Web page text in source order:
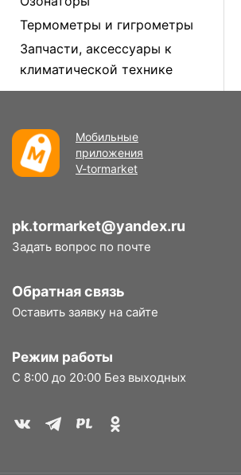
Термометры и гигрометры
Запчасти, аксессуары к
климатической технике
Мобильные
приложения
V-tormarket
pk.tormarket@yandex.ru
Задать вопрос по почте
Обратная связь
Оставить заявку на сайте
Режим работы
С 8:00 до 20:00 Без выходных